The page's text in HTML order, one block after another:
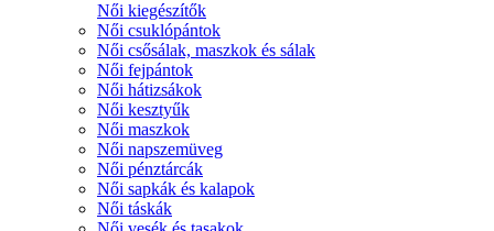
Női kiegészítők
Női csuklópántok
Női csősálak, maszkok és sálak
Női fejpántok
Női hátizsákok
Női kesztyűk
Női maszkok
Női napszemüveg
Női pénztárcák
Női sapkák és kalapok
Női táskák